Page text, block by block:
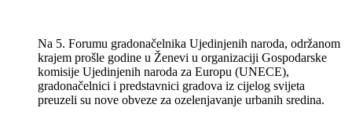
Na 5. Forumu gradonačelnika Ujedinjenih naroda, održanom
krajem prošle godine u Ženevi u organizaciji Gospodarske
komisije Ujedinjenih naroda za Europu (UNECE),
gradonačelnici i predstavnici gradova iz cijelog svijeta
preuzeli su nove obveze za ozelenjavanje urbanih sredina.